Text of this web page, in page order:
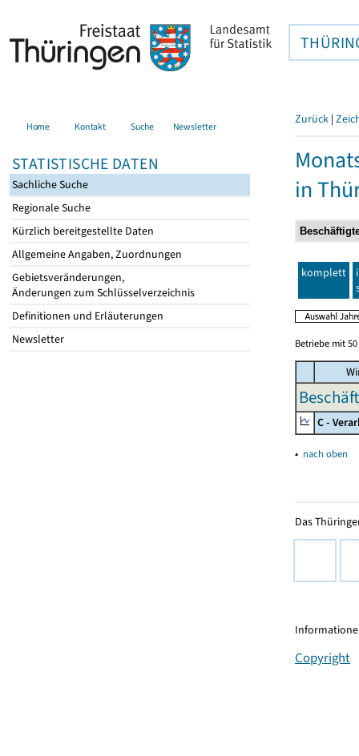
Home Kontakt Suche Newsletter
STATISTISCHE DATEN
Sachliche Suche
Regionale Suche
Kürzlich bereitgestellte Daten
Allgemeine Angaben, Zuordnungen
Gebietsveränderungen,
Änderungen zum Schlüsselverzeichnis
Definitionen und Erläuterungen
Newsletter
Zurück |
in
komplett
Betriebe mit
C -
▴ nach oben
Das
Copyright